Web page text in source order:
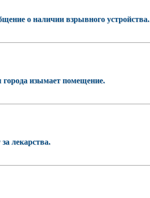
о наличии взрывного устройства.
изымает помещение.
лекарства.